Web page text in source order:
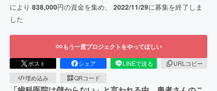
により 838,000円の資金を集め、 2022/11/29に募集を終了しま
した
もう一度プロジェクトをやってほしい
ポスト シェア LINEで送る
URLコピー
埋め込み
QRコード